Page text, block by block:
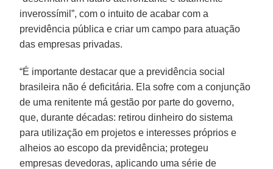
inverossímil”, com o intuito de acabar com a
previdência pública e criar um campo para atuação
das empresas privadas.
“É importante destacar que a previdência social
brasileira não é deficitária. Ela sofre com a conjunção
de uma renitente má gestão por parte do governo,
que, durante décadas: retirou dinheiro do sistema
para utilização em projetos e interesses próprios e
alheios ao escopo da previdência; protegeu
empresas devedoras, aplicando uma série de